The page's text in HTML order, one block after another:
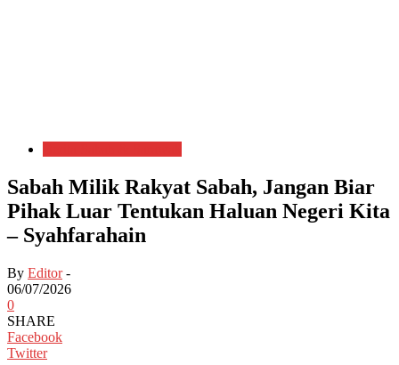
Sabah Milik Rakyat Sabah, Jangan Biar
Pihak Luar Tentukan Haluan Negeri Kita
– Syahfarahain
By Editor-
06/07/2026
0
SHARE
Facebook
Twitter